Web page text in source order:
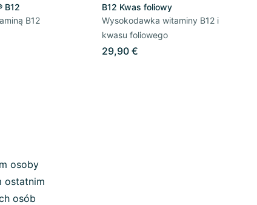
B12
B12
B12 Kwas foliowy
Wysokodawka witaminy B12 i
kwasu foliowego
29,90 €
osoby
ostatnim
osób